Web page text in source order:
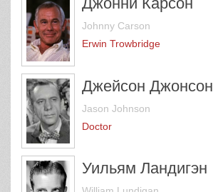
Johnny Carson
Erwin Trowbridge
Джейсон Джонсон
Jason Johnson
Doctor
Уильям Ландигэн